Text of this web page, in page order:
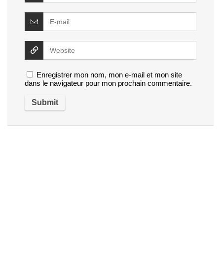
Enregistrer mon nom, mon e-mail et mon site
dans le navigateur pour mon prochain commentaire.